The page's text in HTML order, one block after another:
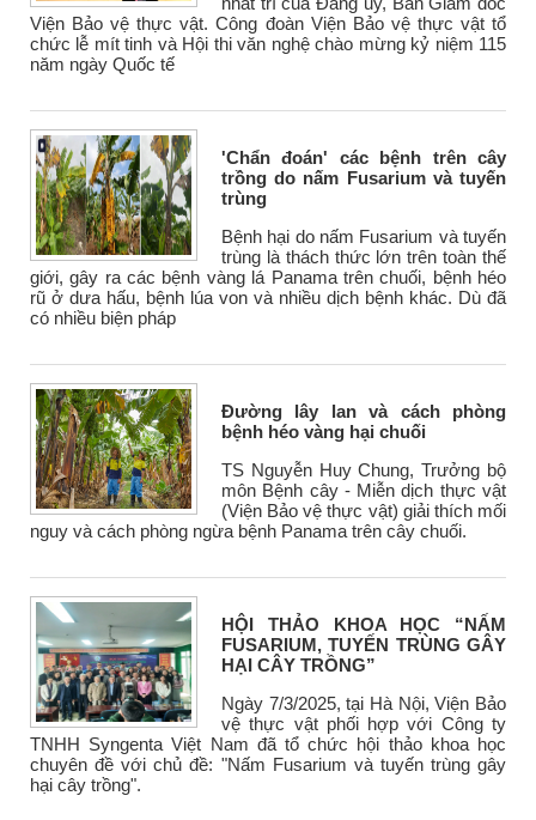
Viện Bảo vệ thực vật. Công đoàn Viện Bảo vệ thực vật tổ
chức lễ mít tinh và Hội thi văn nghệ chào mừng kỷ niệm 115
năm ngày Quốc tế
'Chẩn đoán' các bệnh trên cây
trồng do nấm Fusarium và tuyến
trùng
Bệnh hại do nấm Fusarium và tuyến
trùng là thách thức lớn trên toàn thế
giới, gây ra các bệnh vàng lá Panama trên chuối, bệnh héo
rũ ở dưa hấu, bệnh lúa von và nhiều dịch bệnh khác. Dù đã
có nhiều biện pháp
Đường lây lan và cách phòng
bệnh héo vàng hại chuối
TS Nguyễn Huy Chung, Trưởng bộ
môn Bệnh cây - Miễn dịch thực vật
(Viện Bảo vệ thực vật) giải thích mối
nguy và cách phòng ngừa bệnh Panama trên cây chuối.
HỘI THẢO KHOA HỌC “NẤM
FUSARIUM, TUYẾN TRÙNG GÂY
HẠI CÂY TRỒNG”
Ngày 7/3/2025, tại Hà Nội, Viện Bảo
vệ thực vật phối hợp với Công ty
TNHH Syngenta Việt Nam đã tổ chức hội thảo khoa học
chuyên đề với chủ đề: "Nấm Fusarium và tuyến trùng gây
hại cây trồng".